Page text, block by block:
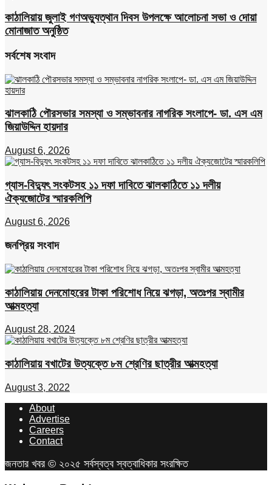
কাঠালিয়ায় জুলাই গণঅভ্যুত্থান দিবস উপলক্ষে আলোচনা সভা ও দোয়া
মোনাজাত অনুষ্ঠিত
সর্বশেষ সংবাদ
ঝালকাঠি পৌরসভার সমস্যা ও সম্ভাবনার নাগরিক সংলাপে- ডা. এস এম
জিয়াউদ্দিন হায়দার
August 6, 2026
গ্যাস-বিদ্যুৎ সংকটসহ ১১ দফা দাবিতে ঝালকাঠিতে ১১ দলীয়
ঐক্যজোটের স্মারকলিপি
August 6, 2026
জনপ্রিয় সংবাদ
কাঠালিয়ায় দেনমোহরের টাকা পরিশোধ নিয়ে ঝগড়া, অতঃপর স্বামীর
আত্মহত্যা
August 28, 2024
কাঠালিয়ায় বখাটের উত্যক্তে ৮ম শ্রেণির ছাত্রীর আত্মহত্যা
August 3, 2022
About
Advertise
Careers
Contact
জনতার খবর © ২০২৫ সর্বস্বত্ব স্বত্বাধিকার সংরক্ষিত